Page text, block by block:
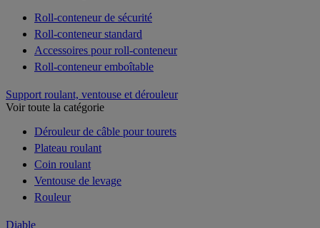
Roll-conteneur de sécurité
Roll-conteneur standard
Accessoires pour roll-conteneur
Roll-conteneur emboîtable
Support roulant, ventouse et dérouleur
Voir toute la catégorie
Dérouleur de câble pour tourets
Plateau roulant
Coin roulant
Ventouse de levage
Rouleur
Diable